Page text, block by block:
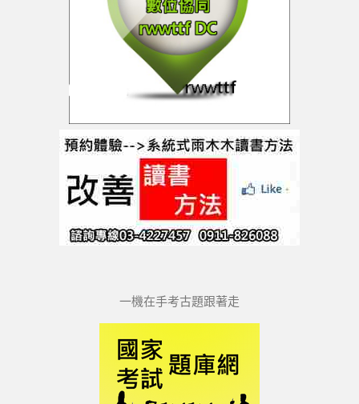
一機在手考古題跟著走